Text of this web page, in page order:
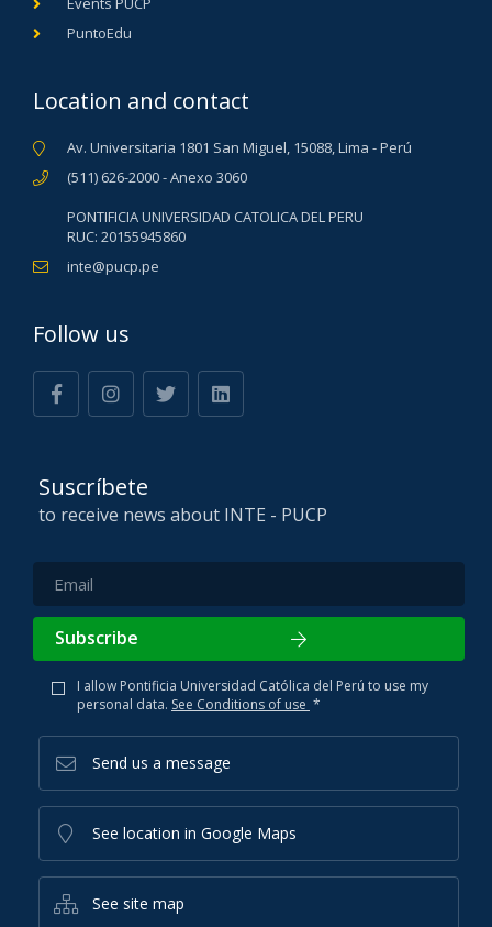
PuntoEdu
Location and contact
Av. Universitaria 1801 San Miguel, 15088, Lima - Perú
(511) 626-2000 - Anexo 3060
PONTIFICIA UNIVERSIDAD CATOLICA DEL PERU
RUC: 20155945860
inte@pucp.pe
Follow us
Suscríbete
to receive news about INTE - PUCP
Subscribe
I allow Pontificia Universidad Católica del Perú to use my
personal data. See Conditions of use *
Send us a message
See location in Google Maps
See site map